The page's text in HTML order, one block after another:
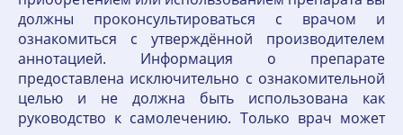
должны проконсультироваться с врачом и
ознакомиться с утверждённой производителем
аннотацией. Информация о препарате
предоставлена исключительно с ознакомительной
целью и не должна быть использована как
руководство к самолечению. Только врач может